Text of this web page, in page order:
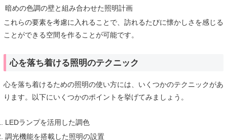
暗めの色調の壁と組み合わせた照明計画
これらの要素を考慮に入れることで、訪れるたびに懐かしさを感じる
ことができる空間を作ることが可能です。
心を落ち着ける照明のテクニック
心を落ち着けるための照明の使い方には、いくつかのテクニックがあ
ります。以下にいくつかのポイントを挙げてみましょう。
LEDランプを活用した調色
調光機能を搭載した照明の設置